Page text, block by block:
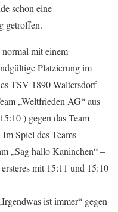
schon eine
getroffen.
mit einem
Platzierung im
TSV 1890 Waltersdorf
„Weltfrieden AG“ aus
) gegen das Team
Spiel des Teams
„Sag hallo Kaninchen“ –
mit 15:11 und 15:10
ist immer“ gegen